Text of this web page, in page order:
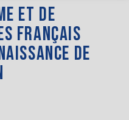
ET DE
FRANÇAIS
DE